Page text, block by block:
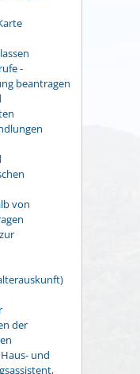
-
beantragen
von
der
und